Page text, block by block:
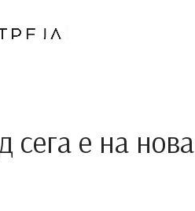
сега е на нова